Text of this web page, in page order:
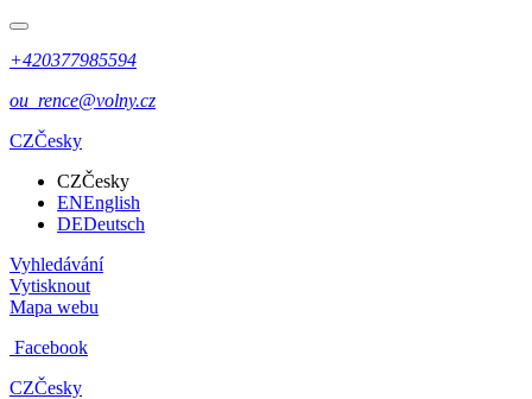
+420377985594
ou_rence@volny.cz
CZČesky
CZČesky
ENEnglish
DEDeutsch
Vyhledávání
Vytisknout
Mapa webu
Facebook
CZČesky